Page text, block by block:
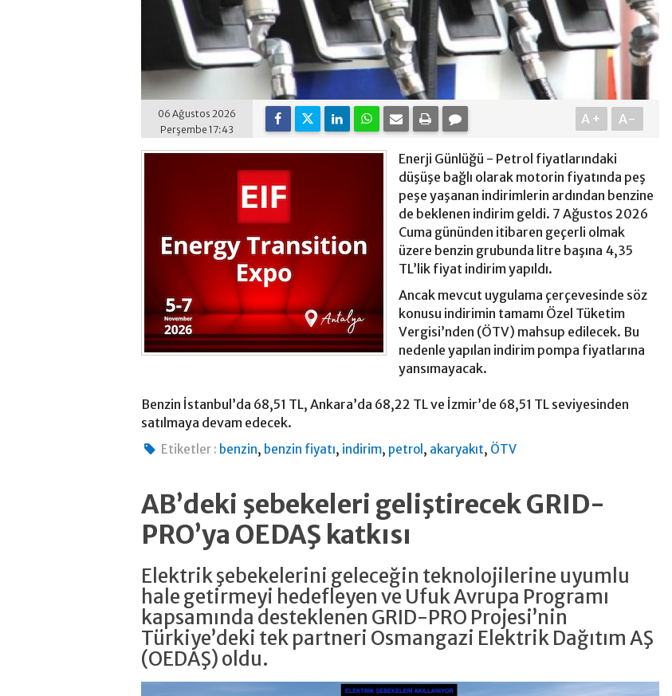
06 Ağustos 2026
Perşembe 17:43
A+ A-
Enerji Günlüğü - Petrol fiyatlarındaki
düşüşe bağlı olarak motorin fiyatında peş
peşe yaşanan indirimlerin ardından benzine
de beklenen indirim geldi. 7 Ağustos 2026
Cuma gününden itibaren geçerli olmak
üzere benzin grubunda litre başına 4,35
TL’lik fiyat indirim yapıldı.
Ancak mevcut uygulama çerçevesinde söz
konusu indirimin tamamı Özel Tüketim
Vergisi’nden (ÖTV) mahsup edilecek. Bu
nedenle yapılan indirim pompa fiyatlarına
yansımayacak.
Benzin İstanbul’da 68,51 TL, Ankara’da 68,22 TL ve İzmir’de 68,51 TL seviyesinden
satılmaya devam edecek.
Etiketler : benzin, benzin fiyatı, indirim, petrol , akaryakıt, ÖTV
AB’deki şebekeleri geliştirecek GRID-
PRO’ya OEDAŞ katkısı
Elektrik şebekelerini geleceğin teknolojilerine uyumlu
hale getirmeyi hedefleyen ve Ufuk Avrupa Programı
kapsamında desteklenen GRID-PRO Projesi’nin
Türkiye’deki tek partneri Osmangazi Elektrik Dağıtım AŞ
(OEDAŞ) oldu.